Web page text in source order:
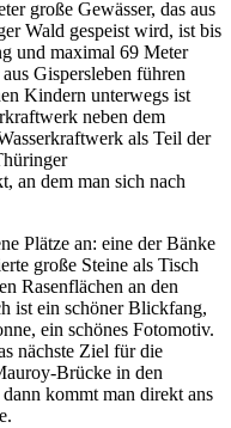
große Gewässer, das aus
Wald gespeist wird, ist bis
und maximal 69 Meter
Gispersleben führen
Kindern unterwegs ist
neben dem
als Teil der
an dem man sich nach
Plätze an: eine der Bänke
große Steine als Tisch
Rasenflächen an den
ist ein schöner Blickfang,
ein schönes Fotomotiv.
nächste Ziel für die
Brücke in den
kommt man direkt ans